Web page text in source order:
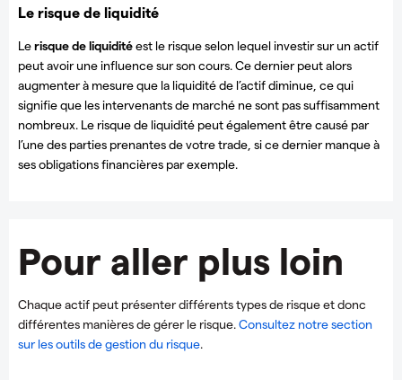
Le risque de liquidité
Lerisque de liquiditéest le risque selon lequel investir sur un actif
peut avoir une influence sur son cours. Ce dernier peut alors
augmenter à mesure que la liquidité de l’actif diminue, ce qui
signifie que les intervenants de marché ne sont pas suffisamment
nombreux. Le risque de liquidité peut également être causé par
l’une des parties prenantes de votre trade, si ce dernier manque à
ses obligations financières par exemple.
Pour aller plus loin
Chaque actif peut présenter différents types de risque et donc
différentes manières de gérer le risque.Consultez notre section
sur les outils de gestion du risque.